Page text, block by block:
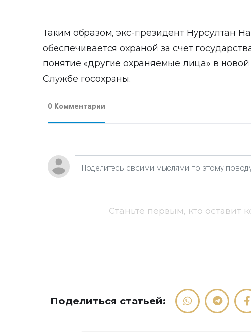
Таким образом, экс-президент Нурсултан
обеспечивается охраной за счёт
понятие «другие охраняемые лица» в
Службе госохраны.
0 Комментарии
Станьте первым, кто оставит
Поделиться статьей: